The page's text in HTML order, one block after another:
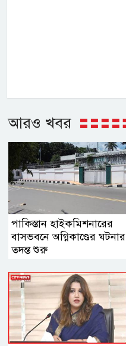
আরও খবর
পাকিস্তান হাইকমিশনারের
বাসভবনে অগ্নিকাণ্ডের ঘটনার
তদন্ত শুরু